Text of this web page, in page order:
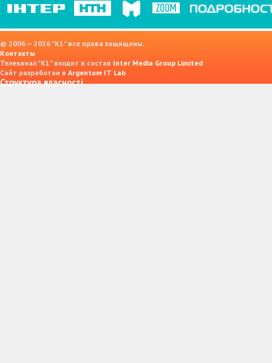
© 2006 — 2026 "K1" все права защищены.
Контакты
Телеканал "К1" входит в состав Inter Media Group Limited
Сайт разработан в Argentum IT Lab
Структура власності